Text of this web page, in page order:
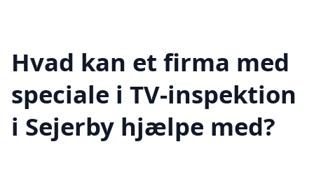
Hvad kan et firma med
speciale i TV-inspektion
i Sejerby hjælpe med?